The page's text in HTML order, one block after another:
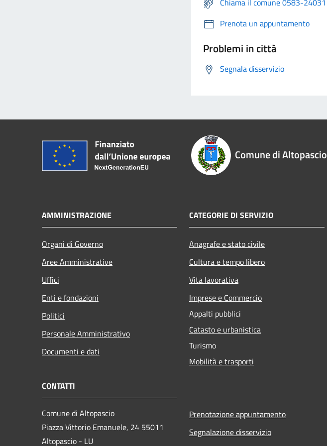
Prenota un appuntamento
Problemi in città
Segnala disservizio
Comune di Altopascio
AMMINISTRAZIONE
Organi di Governo
Aree Amministrative
Uffici
Enti e fondazioni
Politici
Personale Amministrativo
Documenti e dati
CATEGORIE DI SERVIZIO
Anagrafe e stato civile
Cultura e tempo libero
Vita lavorativa
Imprese e Commercio
Appalti pubblici
Catasto e urbanistica
Turismo
Mobilità e trasporti
CONTATTI
Comune di Altopascio
Piazza Vittorio Emanuele, 24 55011
Altopascio - LU
Prenotazione appuntamento
Segnalazione disservizio